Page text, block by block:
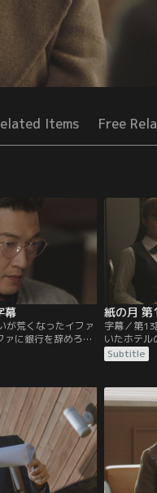
Items Free
幕
が荒くなったイファ
ァに銀行を辞めろと
ョンに反発し責任
と告げる。その一
与える。2人はミン
けの店に向かう
紙の月
字幕／第
いたホテル
す。ギヒョ
のレストラ
済む。一方
で洋服代を
やって来て
Subtitle